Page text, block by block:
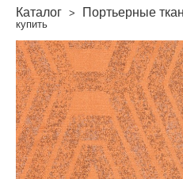
Каталог > Портьерные
купить